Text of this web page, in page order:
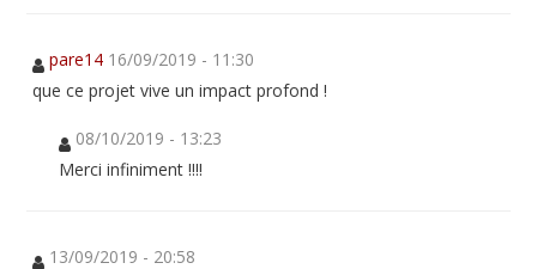
pare14 16/09/2019 - 11:30
que ce projet vive un impact profond !
08/10/2019 - 13:23
Merci infiniment !!!!
13/09/2019 - 20:58